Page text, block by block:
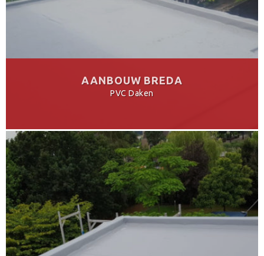
AANBOUW BREDA
PVC Daken